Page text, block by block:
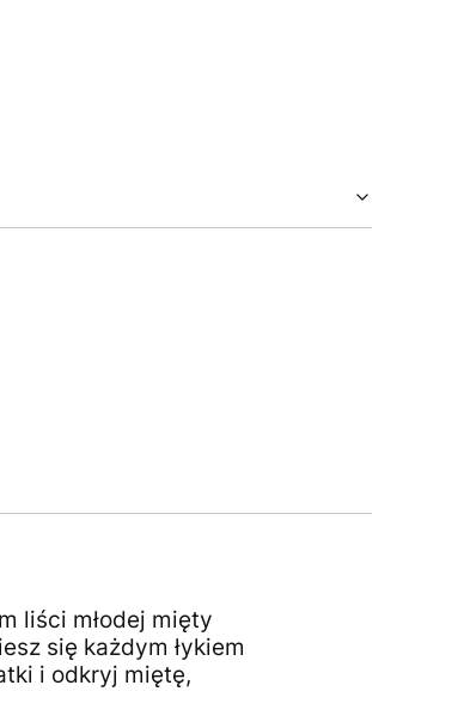
liści młodej mięty
się każdym łykiem
i odkryj miętę,